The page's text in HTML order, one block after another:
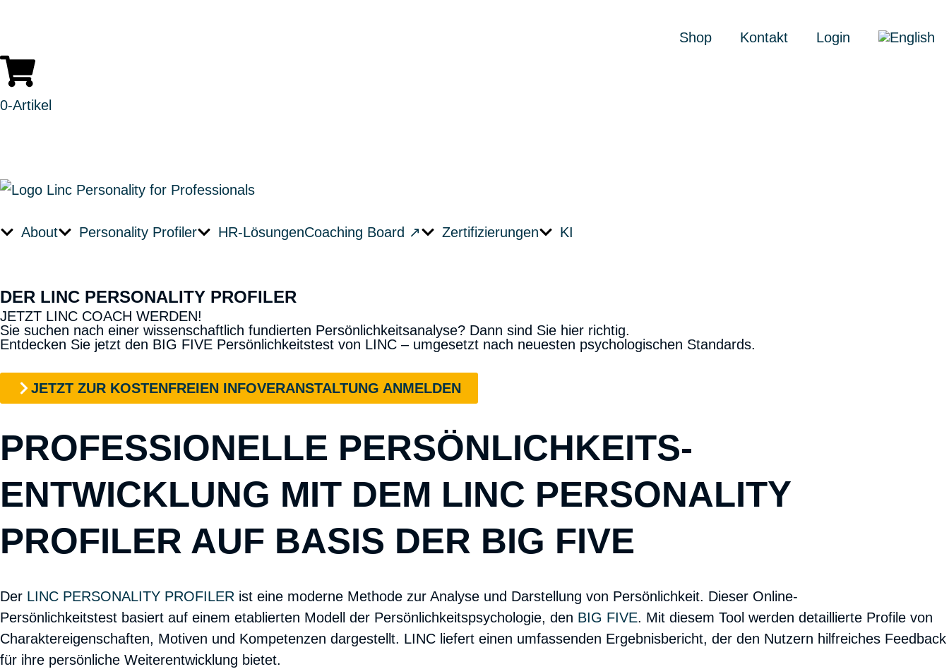
Shop Kontakt Login
0-Artikel
About Personality Profiler HR-LösungenCoaching Board ↗︎ Zertifizierungen KI
DER LINC PERSONALITY PROFILER
JETZT LINC COACH WERDEN!
Sie suchen nach einer wissenschaftlich fundierten Persönlichkeitsanalyse? Dann sind Sie hier richtig.
Entdecken Sie jetzt den BIG FIVE Persönlichkeitstest von LINC – umgesetzt nach neuesten psychologischen Standards.
JETZT ZUR KOSTENFREIEN INFOVERANSTALTUNG ANMELDEN
PROFESSIONELLE PERSÖNLICHKEITS­-
ENTWICKLUNG MIT DEM LINC PERSONALITY
PROFILER AUF BASIS DER BIG FIVE
Der LINC PERSONALITY PROFILER ist eine moderne Methode zur Analyse und Darstellung von Persönlichkeit. Dieser Online-
Persönlichkeitstest basiert auf einem etablierten Modell der Persönlichkeitspsychologie, den BIG FIVE. Mit diesem Tool werden detaillierte Profile von
Charaktereigenschaften, Motiven und Kompetenzen dargestellt. LINC liefert einen umfassenden Ergebnisbericht, der den Nutzern hilfreiches Feedback
für ihre persönliche Weiterentwicklung bietet.